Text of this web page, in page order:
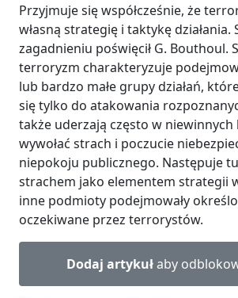
Przyjmuje się współcześnie, że
własną strategię i taktykę działania.
zagadnieniu poświęcił G. Bouthoul.
terroryzm charakteryzuje
lub bardzo małe grupy działań,
się tylko do atakowania
także uderzają często w niewinnych
wywołać strach i poczucie
niepokoju publicznego. Następuje
strachem jako elementem strategii
inne podmioty podejmowały
oczekiwane przez terrorystów.
Dodaj artykułaby